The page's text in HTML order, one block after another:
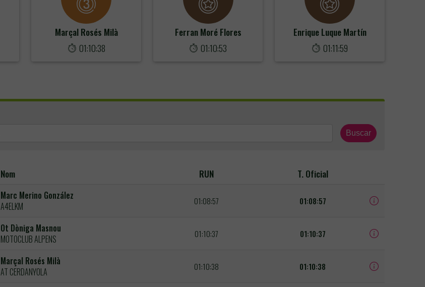
Marçal Rosés Milà
01:10:38
Ferran Moré Flores
01:10:53
Enrique Luque Martín
01:11:59
Buscar
Nom RUN T. Oficial
Marc Merino González
A4ELKM
01:08:57 01:08:57
Ot Dòniga Masnou
MOTOCLUB ALPENS
01:10:37 01:10:37
Marçal Rosés Milà
AT CERDANYOLA
01:10:38 01:10:38